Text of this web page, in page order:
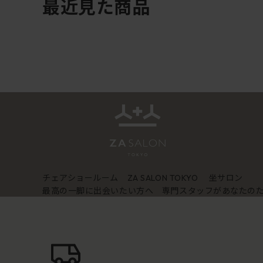
最近見た商品
チェアショールーム ZA SALON TOKYO
坐サロン
最高の一脚に出会いたい方へ 専門スタッフがあなたの